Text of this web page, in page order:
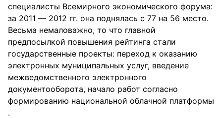
специалисты Всемирного экономического форума:
за 2011 — 2012 гг. она поднялась с 77 на 56 место.
Весьма немаловажно, то что главной
предпосылкой повышения рейтинга стали
государственные проекты: переход к оказанию
электронных муниципальных услуг, введение
межведомственного электронного
документооборота, начало работ согласно
формированию национальной облачной платформы
.